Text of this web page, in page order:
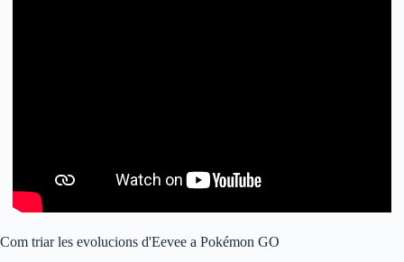
Com triar les evolucions d'Eevee a Pokémon GO